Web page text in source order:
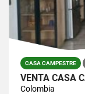
CASA CAMPESTRE
VENTA CASA
Colombia